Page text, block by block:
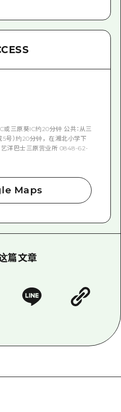
或三原葵IC约20分钟 公共：从三
号）约20分钟，在湘北小学下
艺洋巴士三原营业所 0848-62-
Maps
篇文章